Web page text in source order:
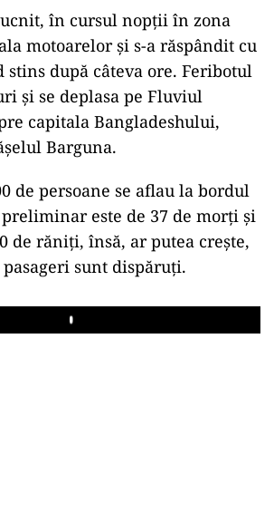
în cursul nopţii în zona
motoarelor şi s-a răspândit cu
după câteva ore. Feribotul
și se deplasa pe Fluviul
capitala Bangladeshului,
Barguna.
de persoane se aflau la bordul
este de 37 de morţi şi
de răniţi, însă, ar putea creşte,
sunt dispăruţi.
Play